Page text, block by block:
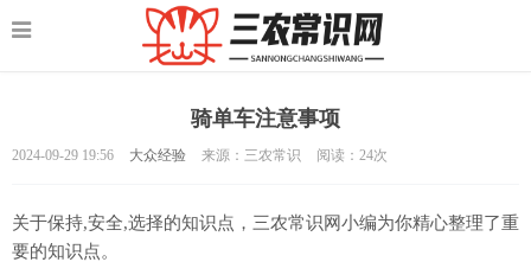
骑单车注意事项
2024-09-29 19:56 大众经验 来源：三农常识 阅读： 24次
关于保持,安全,选择的知识点，三农常识网小编为你精心整理了重
要的知识点。